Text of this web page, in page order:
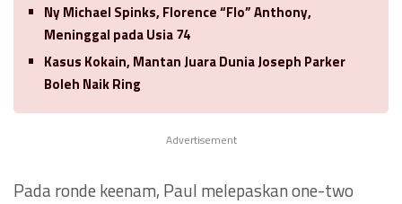
Ny Michael Spinks, Florence “Flo” Anthony,
Meninggal pada Usia 74
Kasus Kokain, Mantan Juara Dunia Joseph Parker
Boleh Naik Ring
Advertisement
Pada ronde keenam, Paul melepaskan one-two